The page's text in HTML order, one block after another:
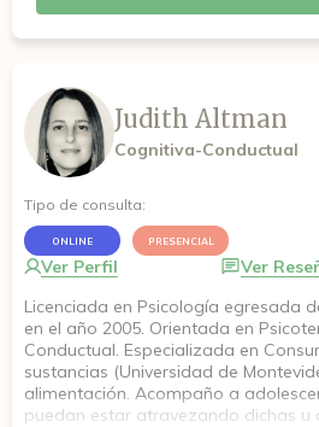
Judith Altman
Cognitiva-Conductual
Tipo de consulta:
ONLINE PRESENCIAL
Ver Perfil
Ver
Licenciada en Psicología egresada
en el año 2005. Orientada en
Conductual. Especializada en
sustancias (Universidad de
alimentación. Acompaño a
puedan estar atravezando dichas u